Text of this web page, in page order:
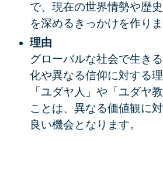
で、現在の世界情勢や歴
を深めるきっかけを作りま
理由
グローバルな社会で生き
化や異なる信仰に対する理
「ユダヤ人」や「ユダヤ
ことは、異なる価値観に
良い機会となります。